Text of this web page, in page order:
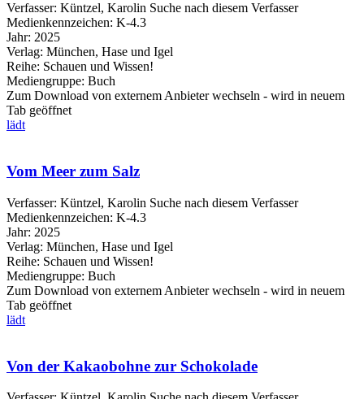
Verfasser: Küntzel, Karolin Suche nach diesem Verfasser
Medienkennzeichen: K-4.3
Jahr: 2025
Verlag: München, Hase und Igel
Reihe: Schauen und Wissen!
Mediengruppe: Buch
Zum Download von externem Anbieter wechseln - wird in neuem
Tab geöffnet
lädt
Vom Meer zum Salz
Verfasser: Küntzel, Karolin Suche nach diesem Verfasser
Medienkennzeichen: K-4.3
Jahr: 2025
Verlag: München, Hase und Igel
Reihe: Schauen und Wissen!
Mediengruppe: Buch
Zum Download von externem Anbieter wechseln - wird in neuem
Tab geöffnet
lädt
Von der Kakaobohne zur Schokolade